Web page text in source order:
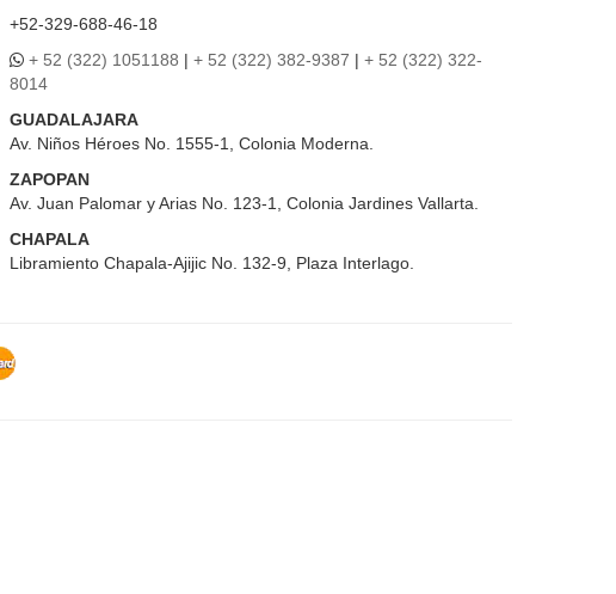
+52-329-688-46-18
+ 52 (322) 1051188 | + 52 (322) 382-9387 | + 52 (322) 322-
8014
GUADALAJARA
Av. Niños Héroes No. 1555-1, Colonia Moderna.
ZAPOPAN
Av. Juan Palomar y Arias No. 123-1, Colonia Jardines Vallarta.
CHAPALA
Libramiento Chapala-Ajijic No. 132-9, Plaza Interlago.